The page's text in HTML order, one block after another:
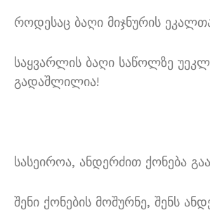
როდესაც ბაღი მიჯნურის
საყვარლის ბაღი საწოლზე
გადაშლილია!
სასეიროა, ანდერძით ქონება
შენი ქონების მოშურნე, შენს